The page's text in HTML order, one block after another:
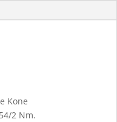
Kone
2 Nm.